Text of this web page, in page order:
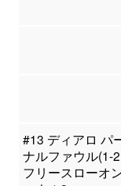
#13 ディアロ パ
ナルファウル(1-
フリースローオ